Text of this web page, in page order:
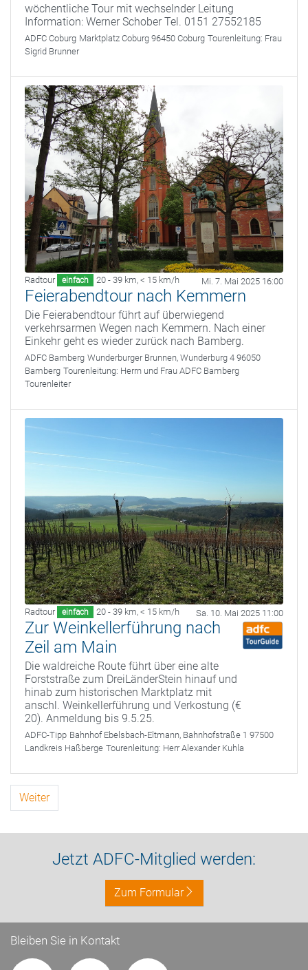
wöchentliche Tour mit wechselnder Leitung
Information: Werner Schober Tel. 0151 27552185
ADFC Coburg Marktplatz Coburg 96450 Coburg Tourenleitung: Frau
Sigrid Brunner
Radtour einfach 20 - 39 km, < 15 km/h Mi. 7. Mai 2025 16:00
Feierabendtour nach Kemmern
Die Feierabendtour führt auf überwiegend
verkehrsarmen Wegen nach Kemmern. Nach einer
Einkehr geht es wieder zurück nach Bamberg.
ADFC Bamberg Wunderburger Brunnen, Wunderburg 4 96050
Bamberg Tourenleitung: Herrn und Frau ADFC Bamberg
Tourenleiter
Radtour einfach 20 - 39 km, < 15 km/h Sa. 10. Mai 2025 11:00
Zur Weinkellerführung nach
Zeil am Main
Die waldreiche Route führt über eine alte
Forststraße zum DreiLänderStein hinauf und
hinab zum historischen Marktplatz mit
anschl. Weinkellerführung und Verkostung (€
20). Anmeldung bis 9.5.25.
ADFC-Tipp Bahnhof Ebelsbach-Eltmann, Bahnhofstraße 1 97500
Landkreis Haßberge Tourenleitung: Herr Alexander Kuhla
Weiter
Jetzt ADFC-Mitglied werden:
Zum Formular
Bleiben Sie in Kontakt